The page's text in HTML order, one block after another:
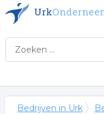
Bedrijven in Urk